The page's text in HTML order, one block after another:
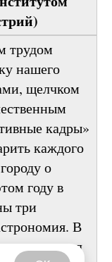
при
трудом
нашего
щелчком
кадры»
каждого
о
году в
три
В